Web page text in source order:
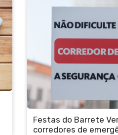
Serviços Municipais
tarde de 10 de